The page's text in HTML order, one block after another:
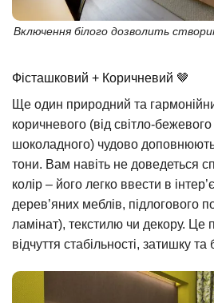
Включення білого дозволить
Фісташковий + Коричневий 🤎
Ще один природний та
коричневого (від світло-
шоколадного) чудово доповнюють
тони. Вам навіть не доведеться
колір – його легко ввести в
дерев’яних меблів, підлогового
ламінат), текстилю чи декору. Це
відчуття стабільності, затишку